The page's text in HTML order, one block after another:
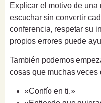
Explicar el motivo de una
escuchar sin convertir
conferencia, respetar su
propios errores puede
También podemos
cosas que muchas veces
«Confío en ti.»